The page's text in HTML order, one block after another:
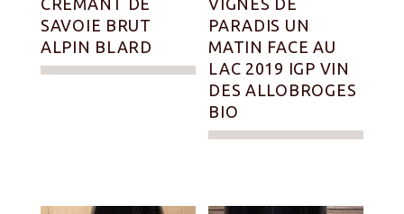
SAVOIE BRUT
ALPIN BLARD
PARADIS UN
MATIN FACE AU
LAC 2019 IGP VIN
DES ALLOBROGES
BIO